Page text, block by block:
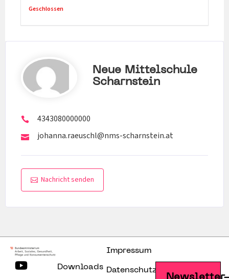
Geschlossen
Neue Mittelschule
Scharnstein
4343080000000
johanna.raeuschl@nms-scharnstein.at
Nachricht senden
Downloads
Impressum
Datenschutzerklärung